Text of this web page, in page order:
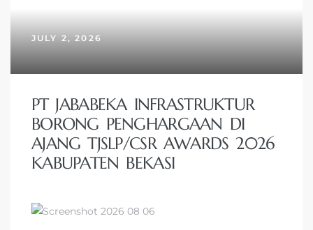
JULY 2, 2026
PT JABABEKA INFRASTRUKTUR
BORONG PENGHARGAAN DI
AJANG TJSLP/CSR AWARDS 2026
KABUPATEN BEKASI